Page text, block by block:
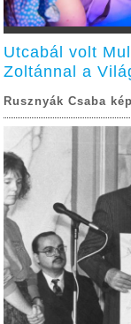
Utcabál volt
Zoltánnal a
Rusznyák Csaba